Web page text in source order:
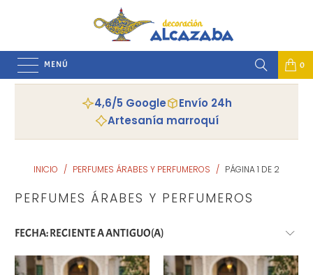
MENÚ 0
4,6/5 Google
Envío 24h
Artesanía marroquí
INICIO / PERFUMES ÁRABES Y PERFUMEROS / PÁGINA 1 DE 2
PERFUMES ÁRABES Y PERFUMEROS